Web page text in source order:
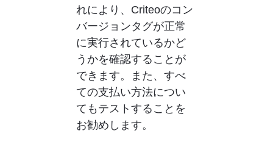
れにより、Criteoのコン
バージョンタグが正常
に実行されているかど
うかを確認することが
できます。また、すべ
ての支払い方法につい
てもテストすることを
お勧めします。